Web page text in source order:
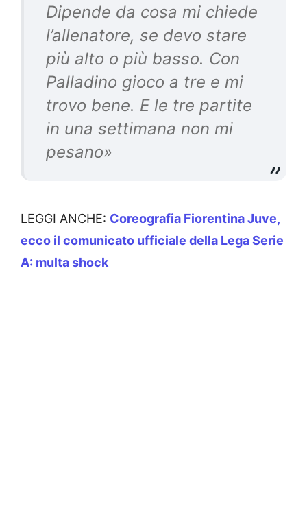
Dipende da cosa mi chiede
l’allenatore, se devo stare
più alto o più basso. Con
Palladino gioco a tre e mi
trovo bene. E le tre partite
in una settimana non mi
pesano»
LEGGI ANCHE: Coreografia Fiorentina Juve,
ecco il comunicato ufficiale della Lega Serie
A: multa shock